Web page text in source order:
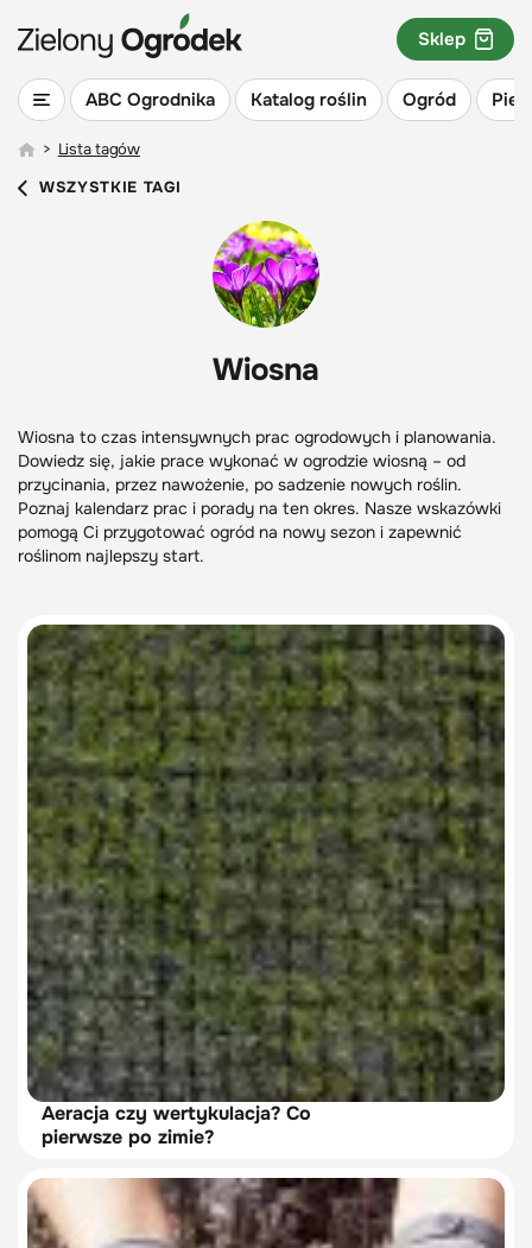
ABC Ogrodnika Katalog roślin Ogród
Sklep
> Lista tagów
WSZYSTKIE TAGI
Wiosna
Wiosna to czas intensywnych prac ogrodowych i planowania.
Dowiedz się, jakie prace wykonać w ogrodzie wiosną – od
przycinania, przez nawożenie, po sadzenie nowych roślin.
Poznaj kalendarz prac i porady na ten okres. Nasze wskazówki
pomogą Ci przygotować ogród na nowy sezon i zapewnić
roślinom najlepszy start.
Aeracja czy wertykulacja? Co
pierwsze po zimie?